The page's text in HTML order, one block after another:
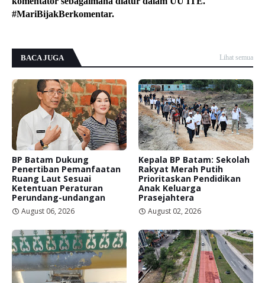
#MariBijakBerkomentar.
BACA JUGA Lihat semua
BP Batam Dukung
Penertiban Pemanfaatan
Ruang Laut Sesuai
Ketentuan Peraturan
Perundang-undangan
August 06, 2026
Kepala BP Batam: Sekolah
Rakyat Merah Putih
Prioritaskan Pendidikan
Anak Keluarga
Prasejahtera
August 02, 2026